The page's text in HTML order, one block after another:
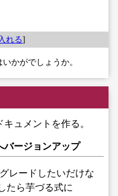
れる]
かがでしょうか。
ュメントを作る。
バージョンアップ
レードしたいだけな
たら芋づる式に